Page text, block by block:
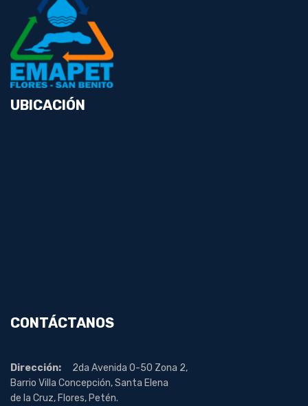
UBICACIÓN
CONTÁCTANOS
Dirección:
2da Avenida 0-50 Zona 2,
Barrio Villa Concepción, Santa Elena
de la Cruz, Flores, Petén.